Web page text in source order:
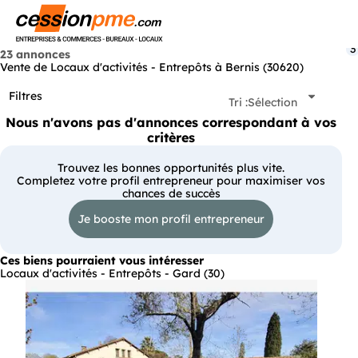
23 annonces
Vente de Locaux d'activités - Entrepôts à Bernis (30620)
Filtres
3
Tri :Sélection
Nous n'avons pas d'annonces correspondant à vos
critères
Trouvez les bonnes opportunités plus vite.
Completez votre profil entrepreneur pour maximiser vos
chances de succès
Je booste mon profil entrepreneur
Ces biens pourraient vous intéresser
Locaux d'activités - Entrepôts - Gard (30)